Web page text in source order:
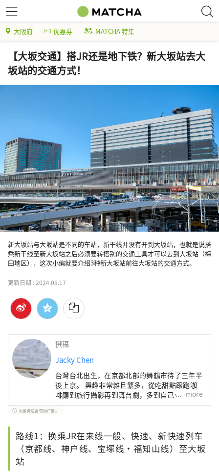
大阪府 优惠券 MATCHA 特集
【大坂交通】搭JR还是地下铁？新大坂站去大
坂站的交通方式！
新大坂站与大坂站是不同的车站，新干线并没有开到大坂站，也就是说搭
乘新干线至新大坂站之后必须要转搭别的交通工具才可以去到大坂站（梅
田地区），这次小编就要介绍3种新大坂站前往大坂站的交通方式。
更新日期 :2024.05.17
撰稿
Jacky Chen
台灣台北出生，在京都北部的舞鶴市待了三年半
後上京。 興趣非常雜且繁多，從吃甜點跟跑咖
啡廳到旅行攝影再到舞台劇，多到自己都覺得不
可思議。
more
本服务包含赞助广告。
路线1：换乘JR在来线一般、快速、新快速列车
（京都线、神户线、宝塚线・福知山线）至大坂
站